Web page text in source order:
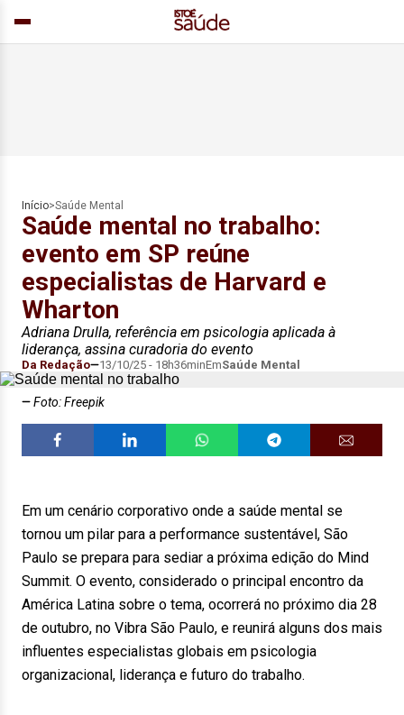
Início>Saúde Mental
Saúde mental no trabalho:
evento em SP reúne
especialistas de Harvard e
Wharton
Adriana Drulla, referência em psicologia aplicada à
liderança, assina curadoria do evento
Da Redação 13/10/25 - 18h36minEmSaúde Mental
Foto: Freepik
Em um cenário corporativo onde a saúde mental se
tornou um pilar para a performance sustentável, São
Paulo se prepara para sediar a próxima edição do Mind
Summit. O evento, considerado o principal encontro da
América Latina sobre o tema, ocorrerá no próximo dia 28
de outubro, no Vibra São Paulo, e reunirá alguns dos mais
influentes especialistas globais em psicologia
organizacional, liderança e futuro do trabalho.